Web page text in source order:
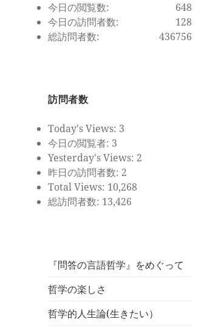
648
今日の閲覧数:
128
今日の訪問者数:
436756
総訪問者数:
訪問者数
Today's Views: 3
今日の閲覧者: 3
Yesterday's Views:2
昨日の訪問者数:2
Total Views: 10,268
総訪問者数: 13,426
『問答の言語哲学』をめぐって
哲学の楽しさ
哲学的人生論(生きたい）